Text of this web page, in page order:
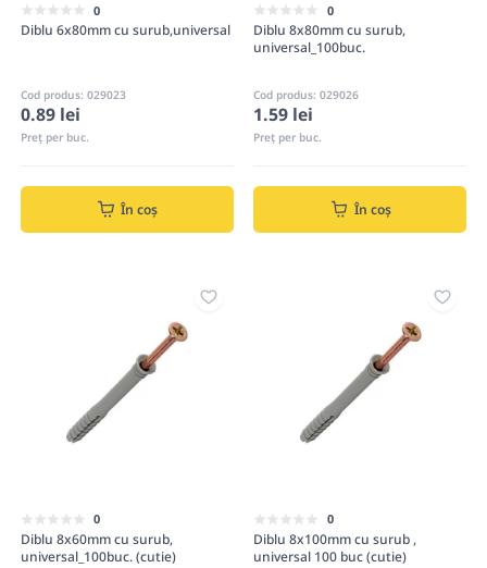
0
Diblu 6x80mm cu surub,universal
Cod produs: 029023
0.89 lei
Preț per buc.
În coș
0
Diblu 8x80mm cu surub,
universal_100buc.
Cod produs: 029026
1.59 lei
Preț per buc.
În coș
0
Diblu 8x60mm cu surub,
universal_100buc. (cutie)
0
Diblu 8x100mm cu surub ,
universal 100 buc (cutie)